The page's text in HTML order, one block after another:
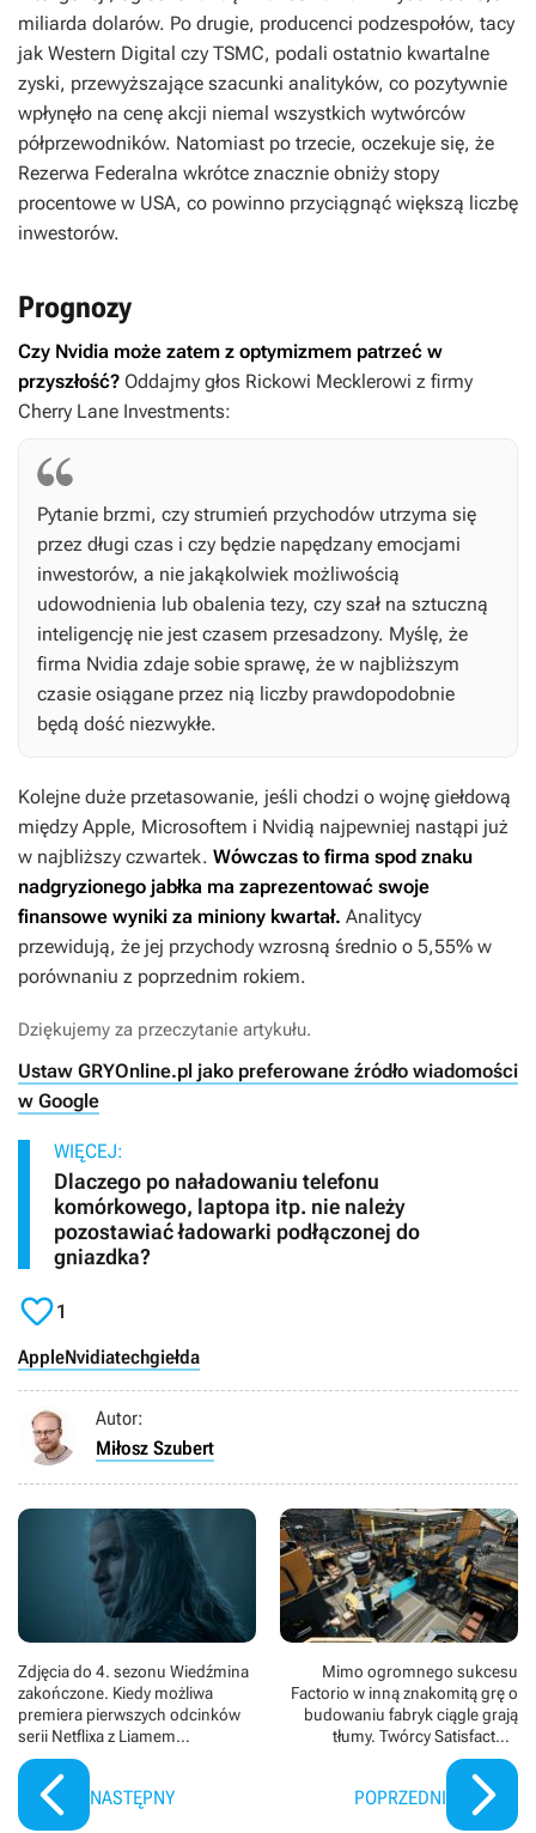
miliarda dolarów. Po drugie, producenci podzespołów, tacy
jak Western Digital czy TSMC, podali ostatnio kwartalne
zyski, przewyższające szacunki analityków, co pozytywnie
wpłynęło na cenę akcji niemal wszystkich wytwórców
półprzewodników. Natomiast po trzecie, oczekuje się, że
Rezerwa Federalna wkrótce znacznie obniży stopy
procentowe w USA, co powinno przyciągnąć większą liczbę
inwestorów.
Prognozy
Czy Nvidia może zatem z optymizmem patrzeć w
przyszłość? Oddajmy głos Rickowi Mecklerowi z firmy
Cherry Lane Investments:
Pytanie brzmi, czy strumień przychodów utrzyma się
przez długi czas i czy będzie napędzany emocjami
inwestorów, a nie jakąkolwiek możliwością
udowodnienia lub obalenia tezy, czy szał na sztuczną
inteligencję nie jest czasem przesadzony. Myślę, że
firma Nvidia zdaje sobie sprawę, że w najbliższym
czasie osiągane przez nią liczby prawdopodobnie
będą dość niezwykłe.
Kolejne duże przetasowanie, jeśli chodzi o wojnę giełdową
między Apple, Microsoftem i Nvidią najpewniej nastąpi już
w najbliższy czwartek. Wówczas to firma spod znaku
nadgryzionego jabłka ma zaprezentować swoje
finansowe wyniki za miniony kwartał. Analitycy
przewidują, że jej przychody wzrosną średnio o 5,55% w
porównaniu z poprzednim rokiem.
Dziękujemy za przeczytanie artykułu.
Ustaw GRYOnline.pl jako preferowane źródło wiadomości
w Google
WIĘCEJ:
Dlaczego po naładowaniu telefonu
komórkowego, laptopa itp. nie należy
pozostawiać ładowarki podłączonej do
gniazdka?
1
AppleNvidiatechgiełda
Autor:
Miłosz Szubert
Zdjęcia do 4. sezonu Wiedźmina
zakończone. Kiedy możliwa
premiera pierwszych odcinków
serii Netflixa z Liamem
Hemsworthem w roli Geralta?
NASTĘPNY
Mimo ogromnego sukcesu
Factorio w inną znakomitą grę o
budowaniu fabryk ciągle grają
tłumy. Twórcy Satisfactory
omówili plany na kolejne
miesiące
POPRZEDNI